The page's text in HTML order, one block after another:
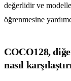
değerlidir ve
öğrenmesine
COCO128,
nasıl